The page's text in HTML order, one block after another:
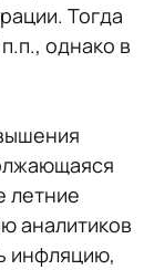
Тогда
однако в
летние
аналитиков
инфляцию,